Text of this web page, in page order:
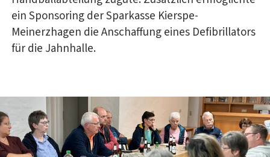
ein Sponsoring der Sparkasse Kierspe-
Meinerzhagen die Anschaffung eines Defibrillators
für die Jahnhalle.